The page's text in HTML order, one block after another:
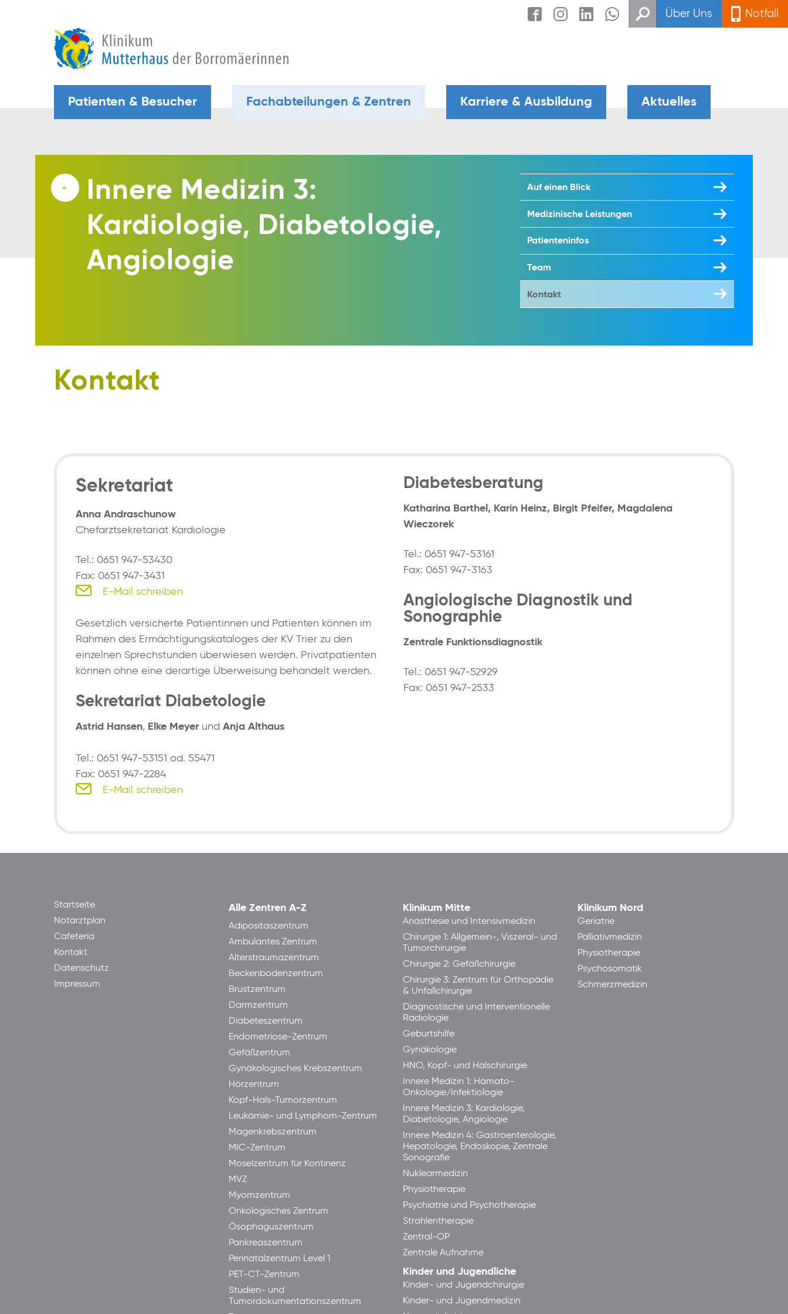
Über Uns Notfall
Patienten & Besucher Fachabteilungen & Zentren Karriere & Ausbildung Aktuelles
Innere Medizin 3:
Kardiologie, Diabetologie,
Angiologie
Auf einen Blick
Medizinische Leistungen
Patienteninfos
Team
Kontakt
Kontakt
Sekretariat
Anna Andraschunow
Chefarztsekretariat Kardiologie
Tel.: 0651 947-53430
Fax: 0651 947-3431
E-Mail schreiben
Gesetzlich versicherte Patientinnen und Patienten können im
Rahmen des Ermächtigungskataloges der KV Trier zu den
einzelnen Sprechstunden überwiesen werden. Privatpatienten
können ohne eine derartige Überweisung behandelt werden.
Sekretariat Diabetologie
Astrid Hansen, Elke Meyer und Anja Althaus
Tel.: 0651 947-53151 od. 55471
Fax: 0651 947-2284
E-Mail schreiben
Diabetesberatung
Katharina Barthel, Karin Heinz, Birgit Pfeifer, Magdalena
Wieczorek
Tel.: 0651 947-53161
Fax: 0651 947-3163
Angiologische Diagnostik und
Sonographie
Zentrale Funktionsdiagnostik
Tel.: 0651 947-52929
Fax: 0651 947-2533
Startseite
Notarztplan
Cafeteria
Kontakt
Datenschutz
Impressum
Alle Zentren A-Z
Adipositaszentrum
Ambulantes Zentrum
Alterstraumazentrum
Beckenbodenzentrum
Brustzentrum
Darmzentrum
Diabeteszentrum
Endometriose-Zentrum
Gefäßzentrum
Gynäkologisches Krebszentrum
Hörzentrum
Kopf-Hals-Tumorzentrum
Leukämie- und Lymphom-Zentrum
Magenkrebszentrum
MIC-Zentrum
Moselzentrum für Kontinenz
MVZ
Myomzentrum
Onkologisches Zentrum
Ösophaguszentrum
Pankreaszentrum
Perinatalzentrum Level 1
PET-CT-Zentrum
Studien- und
Tumordokumentationszentrum
Klinikum Mitte
Anästhesie und Intensivmedizin
Chirurgie 1: Allgemein-, Viszeral- und
Tumorchirurgie
Chirurgie 2: Gefäßchirurgie
Chirurgie 3: Zentrum für Orthopädie
& Unfallchirurgie
Diagnostische und Interventionelle
Radiologie
Geburtshilfe
Gynäkologie
HNO, Kopf- und Halschirurgie
Innere Medizin 1: Hämato-
Onkologie/Infektiologie
Innere Medizin 3: Kardiologie,
Diabetologie, Angiologie
Innere Medizin 4: Gastroenterologie,
Hepatologie, Endoskopie, Zentrale
Sonografie
Nuklearmedizin
Physiotherapie
Psychiatrie und Psychotherapie
Strahlentherapie
Zentral-OP
Zentrale Aufnahme
Kinder und Jugendliche
Kinder- und Jugendchirurgie
Kinder- und Jugendmedizin
Klinikum Nord
Geriatrie
Palliativmedizin
Physiotherapie
Psychosomatik
Schmerzmedizin